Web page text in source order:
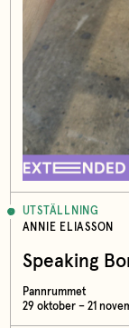
UTSTÄLLNING
ANNIE ELIASSON
Speaking
Pannrummet
29 oktober – 21